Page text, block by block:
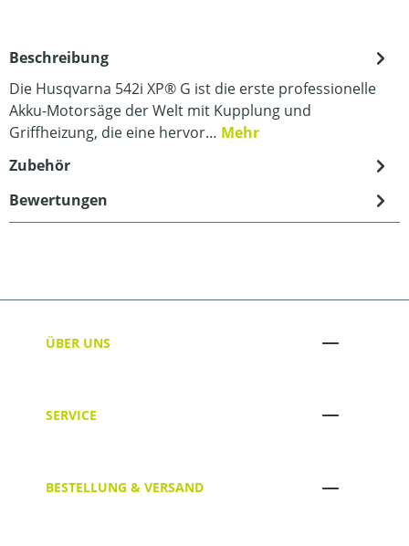
Beschreibung
Die Husqvarna 542i XP® G ist die erste professionelle
Akku-Motorsäge der Welt mit Kupplung und
Griffheizung, die eine hervor… Mehr
Zubehör
Bewertungen
ÜBER UNS
SERVICE
BESTELLUNG & VERSAND